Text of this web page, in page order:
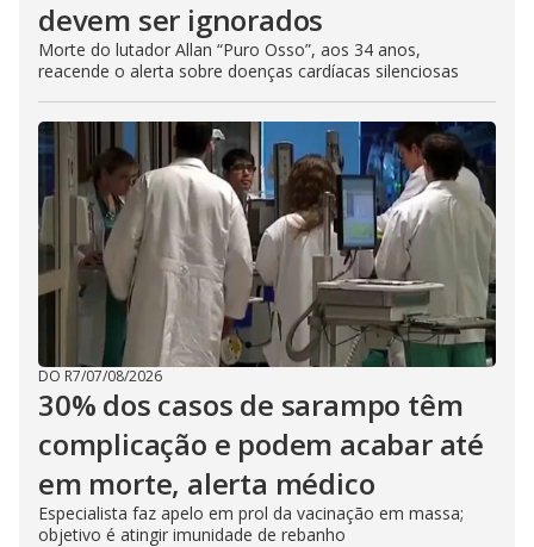
devem ser ignorados
Morte do lutador Allan “Puro Osso”, aos 34 anos,
reacende o alerta sobre doenças cardíacas silenciosas
DO R7/07/08/2026
30% dos casos de sarampo têm
complicação e podem acabar até
em morte, alerta médico
Especialista faz apelo em prol da vacinação em massa;
objetivo é atingir imunidade de rebanho